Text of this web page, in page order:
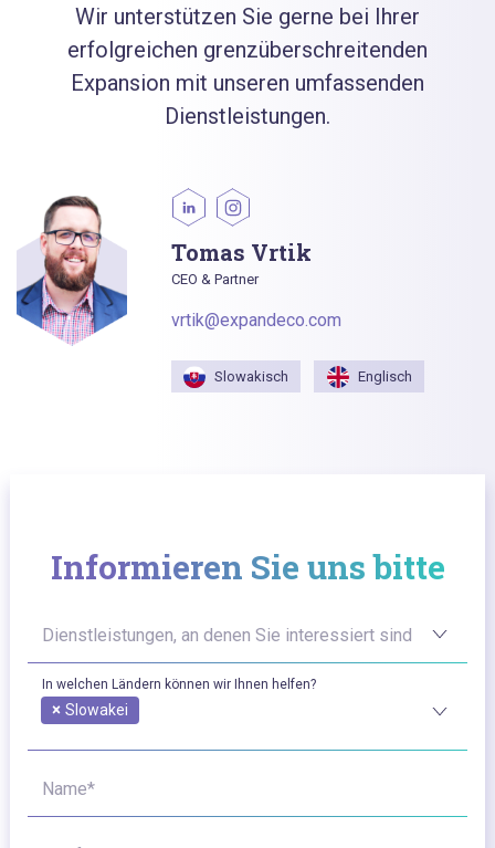
Wir unterstützen Sie gerne bei Ihrer
erfolgreichen grenzüberschreitenden
Expansion mit unseren umfassenden
Dienstleistungen.
Tomas Vrtik
CEO & Partner
vrtik@expandeco.com
Slowakisch Englisch
Informieren Sie uns bitte
Dienstleistungen, an denen Sie interessiert sind
In welchen Ländern können wir Ihnen helfen?
× Slowakei
Name*